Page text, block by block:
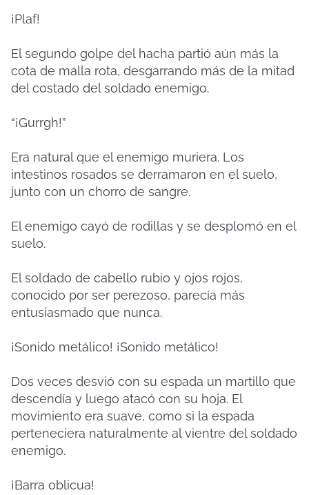
¡Plaf!
El segundo golpe del hacha partió aún más la
cota de malla rota, desgarrando más de la mitad
del costado del soldado enemigo.
“¡Gurrgh!”
Era natural que el enemigo muriera. Los
intestinos rosados ​​se derramaron en el suelo,
junto con un chorro de sangre.
El enemigo cayó de rodillas y se desplomó en el
suelo.
El soldado de cabello rubio y ojos rojos,
conocido por ser perezoso, parecía más
entusiasmado que nunca.
¡Sonido metálico! ¡Sonido metálico!
Dos veces desvió con su espada un martillo que
descendía y luego atacó con su hoja. El
movimiento era suave, como si la espada
perteneciera naturalmente al vientre del soldado
enemigo.
¡Barra oblicua!